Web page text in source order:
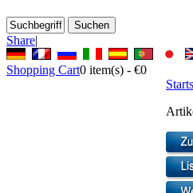
Share|
Shopping Cart0 item(s) - €0